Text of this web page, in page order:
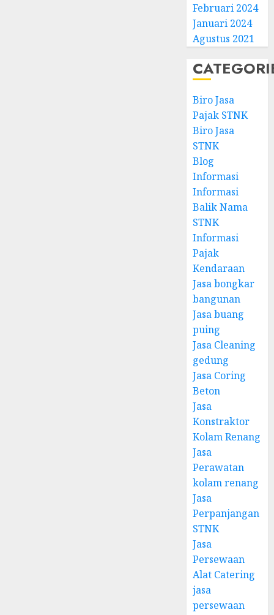
Februari 2024
Januari 2024
Agustus 2021
Biro Jasa
Pajak STNK
Biro Jasa
STNK
Blog
Informasi
Informasi
Balik Nama
STNK
Informasi
Pajak
Kendaraan
Jasa bongkar
bangunan
Jasa buang
puing
Jasa Cleaning
gedung
Jasa Coring
Beton
Jasa
Konstraktor
Kolam Renang
Jasa
Perawatan
kolam renang
Jasa
Perpanjangan
STNK
Jasa
Persewaan
Alat Catering
jasa
persewaan